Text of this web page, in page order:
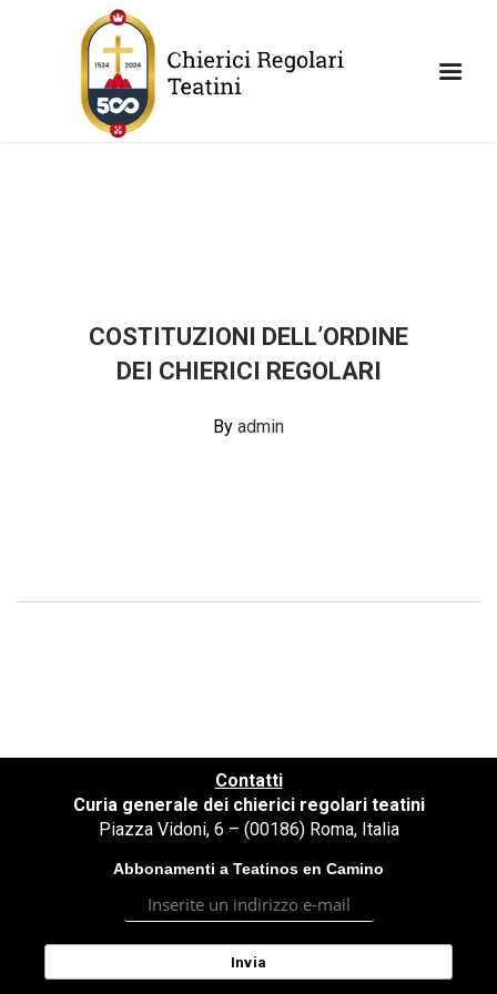
COSTITUZIONI DELL’ORDINE
DEI CHIERICI REGOLARI
By admin
Contatti
Curia generale dei chierici regolari teatini
Piazza Vidoni, 6 – (00186) Roma, Italia
Abbonamenti a Teatinos en Camino